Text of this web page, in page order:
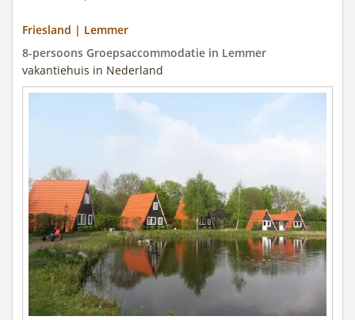
Friesland | Lemmer
8-persoons Groepsaccommodatie in Lemmer
vakantiehuis in Nederland